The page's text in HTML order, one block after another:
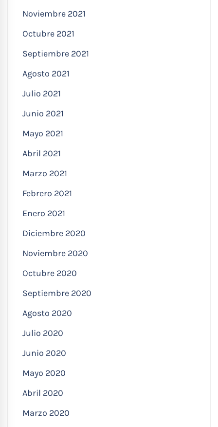
Noviembre 2021
Octubre 2021
Septiembre 2021
Agosto 2021
Julio 2021
Junio 2021
Mayo 2021
Abril 2021
Marzo 2021
Febrero 2021
Enero 2021
Diciembre 2020
Noviembre 2020
Octubre 2020
Septiembre 2020
Agosto 2020
Julio 2020
Junio 2020
Mayo 2020
Abril 2020
Marzo 2020